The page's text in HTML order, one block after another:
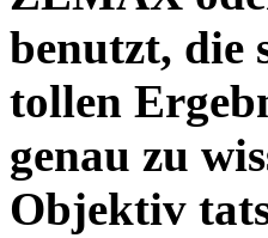
benutzt, die
tollen
genau zu
Objektiv